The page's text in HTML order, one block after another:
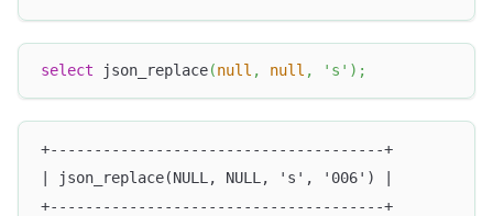
select json_replace(null , null , 's' ) ;
+--------------------------------------+
| json_replace(NULL, NULL, 's', '006') |
+--------------------------------------+